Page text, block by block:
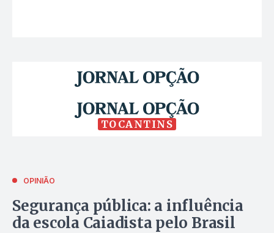
TOCANTINS
OPINIÃO
Segurança pública: a influência
da escola Caiadista pelo Brasil